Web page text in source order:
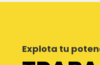
Explota tu